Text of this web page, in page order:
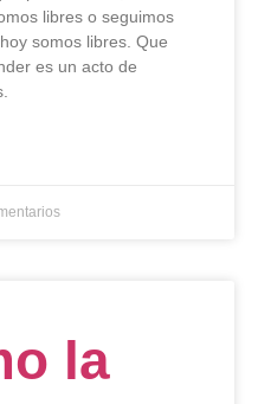
libres o seguimos
somos libres. Que
es un acto de
la